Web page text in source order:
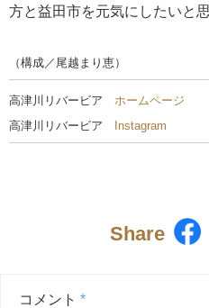
方と益田市を元気にしたいと
（構成／尾越まり恵）
高津川リバービア ホームページ
高津川リバービア Instagram
Share
コメント *